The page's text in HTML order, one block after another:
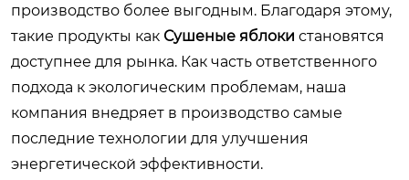
производство более выгодным. Благодаря этому,
такие продукты как Сушеные яблоки становятся
доступнее для рынка. Как часть ответственного
подхода к экологическим проблемам, наша
компания внедряет в производство самые
последние технологии для улучшения
энергетической эффективности.